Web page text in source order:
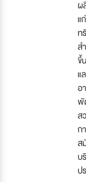
ผ
แ
ท
ส
ขึ้
แ
อ
พั
ส
ก
ส
บ
ป